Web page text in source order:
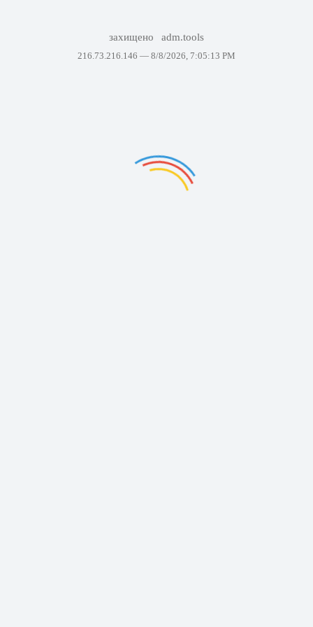
захищено adm.tools
216.73.216.146 — 8/8/2026, 7:05:13 PM